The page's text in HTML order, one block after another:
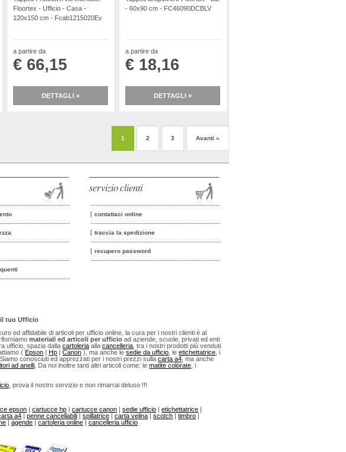
Floortex - Ufficio - Casa -
120x150 cm - Fcab1215020Ev
a partire da
€ 66,15
DETTAGLI »
- 60x90 cm - FC46090DCBLV
a partire da
€ 18,16
DETTAGLI »
1 2 3 Avanti »
servizio clienti
contattaci online
traccia la spedizione
recupero password
il tuo Ufficio
ed affidabile di articoli per ufficio online, la cura per i nostri clienti è al
materiali ed articoli per ufficio ad aziende, scuole, privati ed enti
ufficio, spazia dallacartoleria allacancelleria , tra i nostri prodotti più venduti
( Epson Hp |Canon ), ma anche lesedie da ufficio , leetichettatrice , i
conosciuti ed apprezzati per i nostri prezzi sullacarta a4 , ma anche
ad anelli . Da noi inoltre tanti altri articoli come: lematite colorate , i
, prova il nostro servizio e non rimarrai deluso !!!
epson |cartucce hp |cartucce canon |sedie ufficio |etichettatrice
a4 |penne cancellabili |spillatrice |carta velina |scotch |timbro
|agende |cartoleria online |cancelleria ufficio